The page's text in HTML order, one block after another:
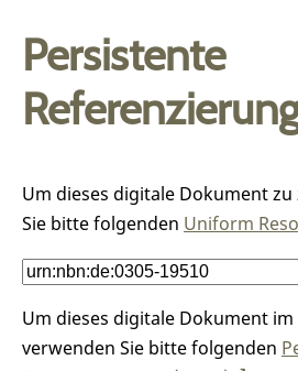
Persistente
Um dieses digitale Dokument
Sie bitte folgenden Uniform
Um dieses digitale Dokument
verwenden Sie bitte folgenden